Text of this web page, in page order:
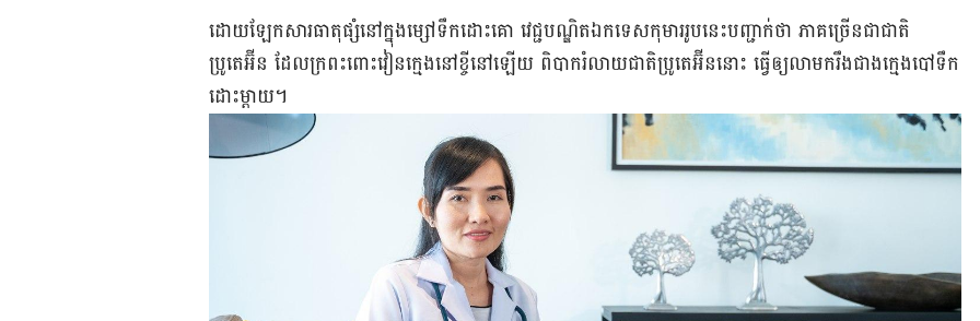
ដោយ​ឡែក​សារធាតុ​ផ្សំ​នៅ​ក្នុង​ម្សៅ​ទឹកដោះ​គោ វេជ្ជបណ្ឌិត​ឯកទេស​កុមារ​រូប​នេះ​បញ្ជាក់​ថា ភាគ​ច្រើន​ជា​ជាតិ​
ប្រូតេអ៊ីន ដែល​ក្រពះ​ពោះវៀន​ក្មេង​នៅ​ខ្ចី​នៅ​ឡើយ ពិបាក​រំលាយ​ជាតិ​ប្រូតេអ៊ីន​នោះ ធ្វើ​ឲ្យ​លាមក​រឹង​ជាង​ក្មេង​បៅ​ទឹក​
ដោះ​ម្ដាយ។